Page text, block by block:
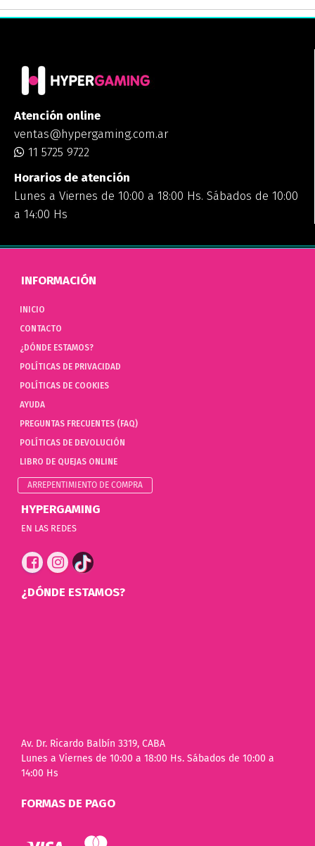
Atención online
ventas@hypergaming.com.ar
11 5725 9722
Horarios de atención
Lunes a Viernes de 10:00 a 18:00 Hs. Sábados de 10:00
a 14:00 Hs
INFORMACIÓN
INICIO
CONTACTO
¿DÓNDE ESTAMOS?
POLÍTICAS DE PRIVACIDAD
POLÍTICAS DE COOKIES
AYUDA
PREGUNTAS FRECUENTES (FAQ)
POLÍTICAS DE DEVOLUCIÓN
LIBRO DE QUEJAS ONLINE
ARREPENTIMIENTO DE COMPRA
HYPERGAMING
EN LAS REDES
¿DÓNDE ESTAMOS?
Av. Dr. Ricardo Balbín 3319, CABA
Lunes a Viernes de 10:00 a 18:00 Hs. Sábados de 10:00 a
14:00 Hs
FORMAS DE PAGO